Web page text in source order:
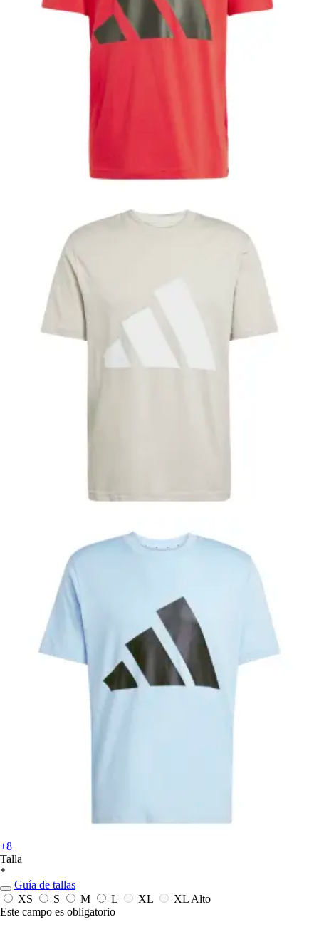
+8
Talla
*
Guía de tallas
XS
S M L XL
XL Alto
Este campo es obligatorio